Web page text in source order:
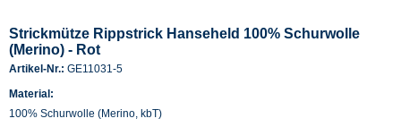
Strickmütze Rippstrick Hanseheld 100% Schurwolle
(Merino) - Rot
Artikel-Nr.: GE11031-5
Material:
100% Schurwolle (Merino, kbT)